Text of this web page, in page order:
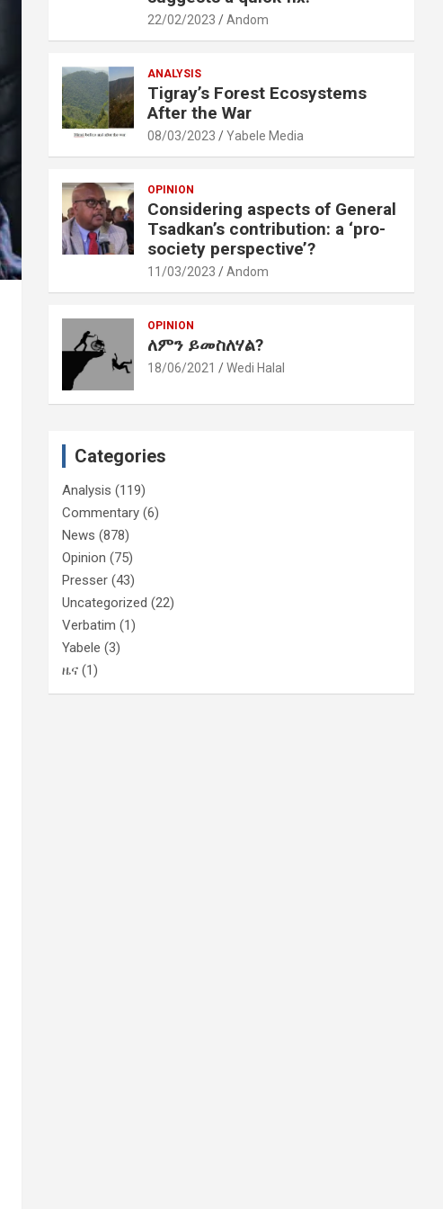
22/02/2023 Andom
ANALYSIS
Tigray’s Forest Ecosystems
After the War
08/03/2023 Yabele Media
OPINION
Considering aspects of General
Tsadkan’s contribution: a ‘pro-
society perspective’?
11/03/2023 Andom
OPINION
ለምን ይመስለሃል?
18/06/2021 Wedi Halal
Categories
Analysis (119)
Commentary (6)
News (878)
Opinion (75)
Presser (43)
Uncategorized (22)
Verbatim (1)
Yabele (3)
ዜና (1)